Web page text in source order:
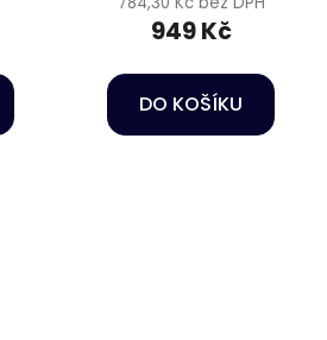
949 Kč
DO KOŠÍKU